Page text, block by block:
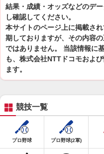
結果・成績・オッズなどのデ
し確認してください。
本サイトのページ上に掲載さ
期しておりますが、その内容
ではありません。 当該情報に
も、株式会社NTTドコモおよ
ます。
競技一覧
プロ野球 プロ野球(2軍)